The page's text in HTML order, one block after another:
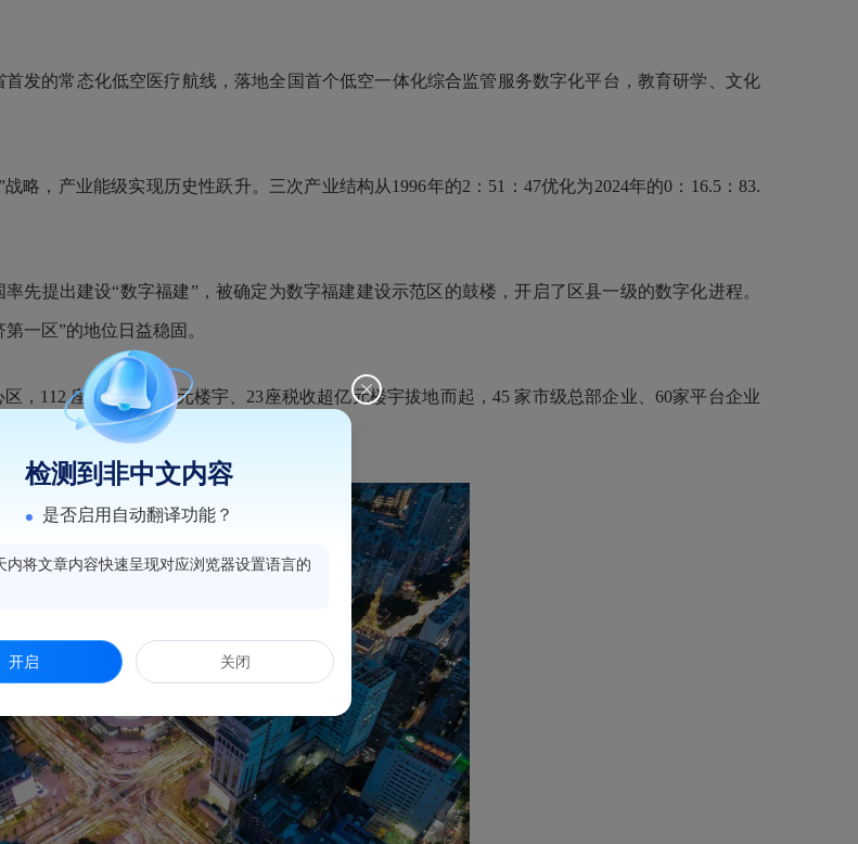
的常态化低空医疗航线，落地全国首个低空一体化综合监管服务数字化平台，教育研学、文化
，产业能级实现历史性跃升。三次产业结构从1996年的2：51：47优化为2024年的0：16.5：83.
出建设“数字福建”，被确定为数字福建建设示范区的鼓楼，开启了区县一级的数字化进程。
一区”的地位日益稳固。
座税收超千万元楼宇、23座税收超亿元楼宇拔地而起，45 家市级总部企业、60家平台企业
检测到非中文内容
是否启用自动翻译功能？
内将文章内容快速呈现对应浏览器设置语言的
开启 关闭